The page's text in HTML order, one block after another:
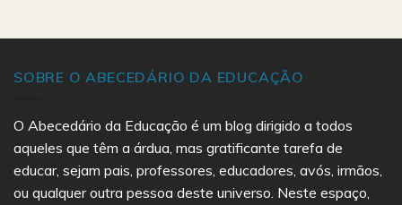
SOBRE O ABECEDÁRIO DA EDUCAÇÃO
O Abecedário da Educação é um blog dirigido a todos
aqueles que têm a árdua, mas gratificante tarefa de
educar, sejam pais, professores, educadores, avós, irmãos,
ou qualquer outra pessoa deste universo. Neste espaço,